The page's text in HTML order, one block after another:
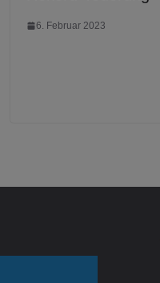
6. Februar 2023